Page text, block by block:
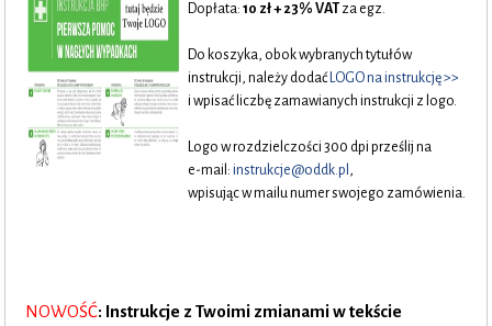
Dopłata:10 zł + 23% VAT za egz.
Do koszyka, obok wybranych tytułów
instrukcji, należy dodać LOGO na instrukcję >>
i wpisać liczbę zamawianych instrukcji z logo.
Logo w rozdzielczości 300 dpi prześlij na
e-mail:instrukcje@oddk.pl ,
wpisując w mailu numer swojego zamówienia.
NOWOŚĆ: Instrukcje z Twoimi zmianami w tekście